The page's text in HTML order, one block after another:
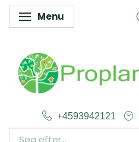
Skifte navigation
Menu
+4593942121